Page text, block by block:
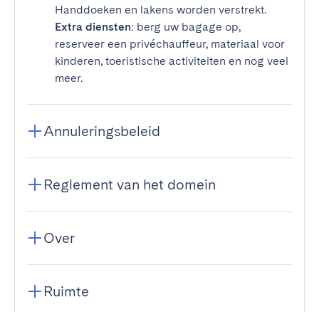
Handdoeken en lakens worden verstrekt.
Extra diensten: berg uw bagage op,
reserveer een privéchauffeur, materiaal voor
kinderen, toeristische activiteiten en nog veel
meer.
Annuleringsbeleid
Reglement van het domein
Over
Ruimte